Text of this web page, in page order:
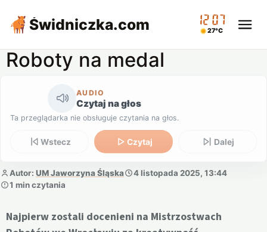
Świdniczka.com 12:07
27°C
Roboty na medal
AUDIO
Czytaj na głos
Ta przeglądarka nie obsługuje czytania na głos.
Wstecz Czytaj Dalej
Autor: UM Jaworzyna Śląska
4 listopada 2025, 13:44
1 min czytania
Najpierw zostali docenieni na Mistrzostwach